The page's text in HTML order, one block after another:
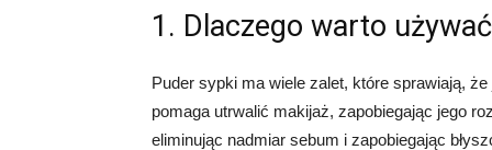
1. Dlaczego warto
Puder sypki ma wiele zalet, które sprawiają,
pomaga utrwalić makijaż, zapobiegając jego
eliminując nadmiar sebum i zapobiegając